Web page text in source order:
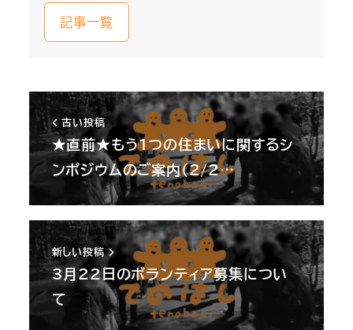
記事一覧
古い投稿
★直前★もう１つの住まいに関するシ
ンポジウムのご案内(2/2…
新しい投稿
3月22日のボランティア募集につい
て